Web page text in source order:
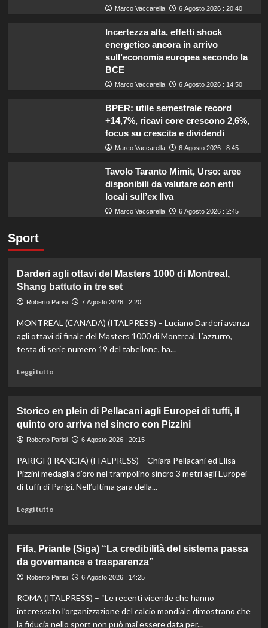
Marco Vaccarella 6 Agosto 2026 : 20:40
Incertezza alta, effetti shock
energetico ancora in arrivo
sull’economia europea secondo la
BCE
Marco Vaccarella 6 Agosto 2026 : 14:50
BPER: utile semestrale record
+14,7%, ricavi core crescono 2,6%,
focus su crescita e dividendi
Marco Vaccarella 6 Agosto 2026 : 8:45
Tavolo Taranto Mimit, Urso: aree
disponibili da valutare con enti
locali sull’ex Ilva
Marco Vaccarella 6 Agosto 2026 : 2:45
Sport
Darderi agli ottavi del Masters 1000 di Montreal,
Shang battuto in tre set
Roberto Parisi 7 Agosto 2026 : 2:20
MONTREAL (CANADA) (ITALPRESS) – Luciano Darderi avanza
agli ottavi di finale del Masters 1000 di Montreal. L’azzurro,
testa di serie numero 19 del tabellone, ha...
Leggi tuttoLeggi
Darderi
agli
ottavi
Masters
1000
di
set
Storico en plein di Pellacani agli Europei di tuffi, il
quinto oro arriva nel sincro con Pizzini
Roberto Parisi 6 Agosto 2026 : 20:15
PARIGI (FRANCIA) (ITALPRESS) – Chiara Pellacani ed Elisa
Pizzini medaglia d’oro nel trampolino sincro 3 metri agli Europei
di tuffi di Parigi. Nell’ultima gara della...
Leggi tuttoLeggi
Storico
en
plein
Pellacani
agli
Europei
Fifa, Priante (Siga) “La credibilità del sistema passa
da governance e trasparenza”
Roberto Parisi 6 Agosto 2026 : 14:25
ROMA (ITALPRESS) – “Le recenti vicende che hanno
interessato l’organizzazione del calcio mondiale dimostrano che
la fiducia nello sport non può mai essere data per...